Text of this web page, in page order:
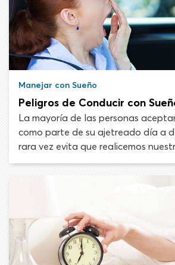
cuando ocurran.
Manejar con Sueño
Peligros de Conducir con
La mayoría de las personas
como parte de su ajetreado día a
rara vez evita que realicemos
diarias, como trabajar, ir a la
nuestros amigos, así que no
impedir manejar hacia y desde
mortal.